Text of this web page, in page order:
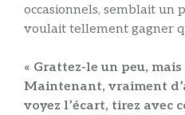
occasionnels, semblait un
voulait tellement gagner
« Grattez-le un peu,
Maintenant, vraiment
voyez l’écart, tirez avec